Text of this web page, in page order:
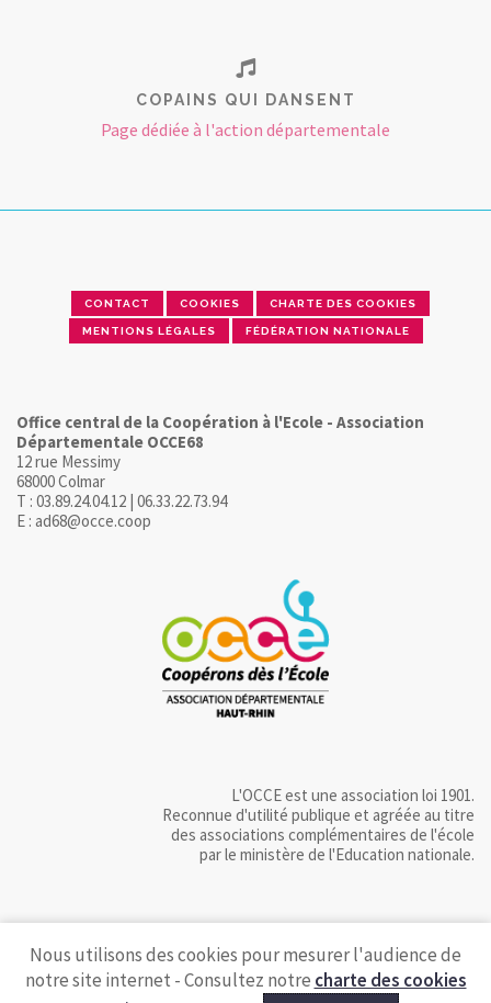
COPAINS QUI DANSENT
Page dédiée à l'action départementale
CONTACT COOKIES CHARTE DES COOKIES
MENTIONS LÉGALES FÉDÉRATION NATIONALE
Office central de la Coopération à l'Ecole - Association
Départementale OCCE68
12 rue Messimy
68000 Colmar
T : 03.89.24.04.12 | 06.33.22.73.94
E : ad68@occe.coop
L'OCCE est une association loi 1901.
Reconnue d'utilité publique et agréée au titre
des associations complémentaires de l'école
par le ministère de l'Education nationale.
Nous utilisons des cookies pour mesurer l'audience de
notre site internet - Consultez notre charte des cookies